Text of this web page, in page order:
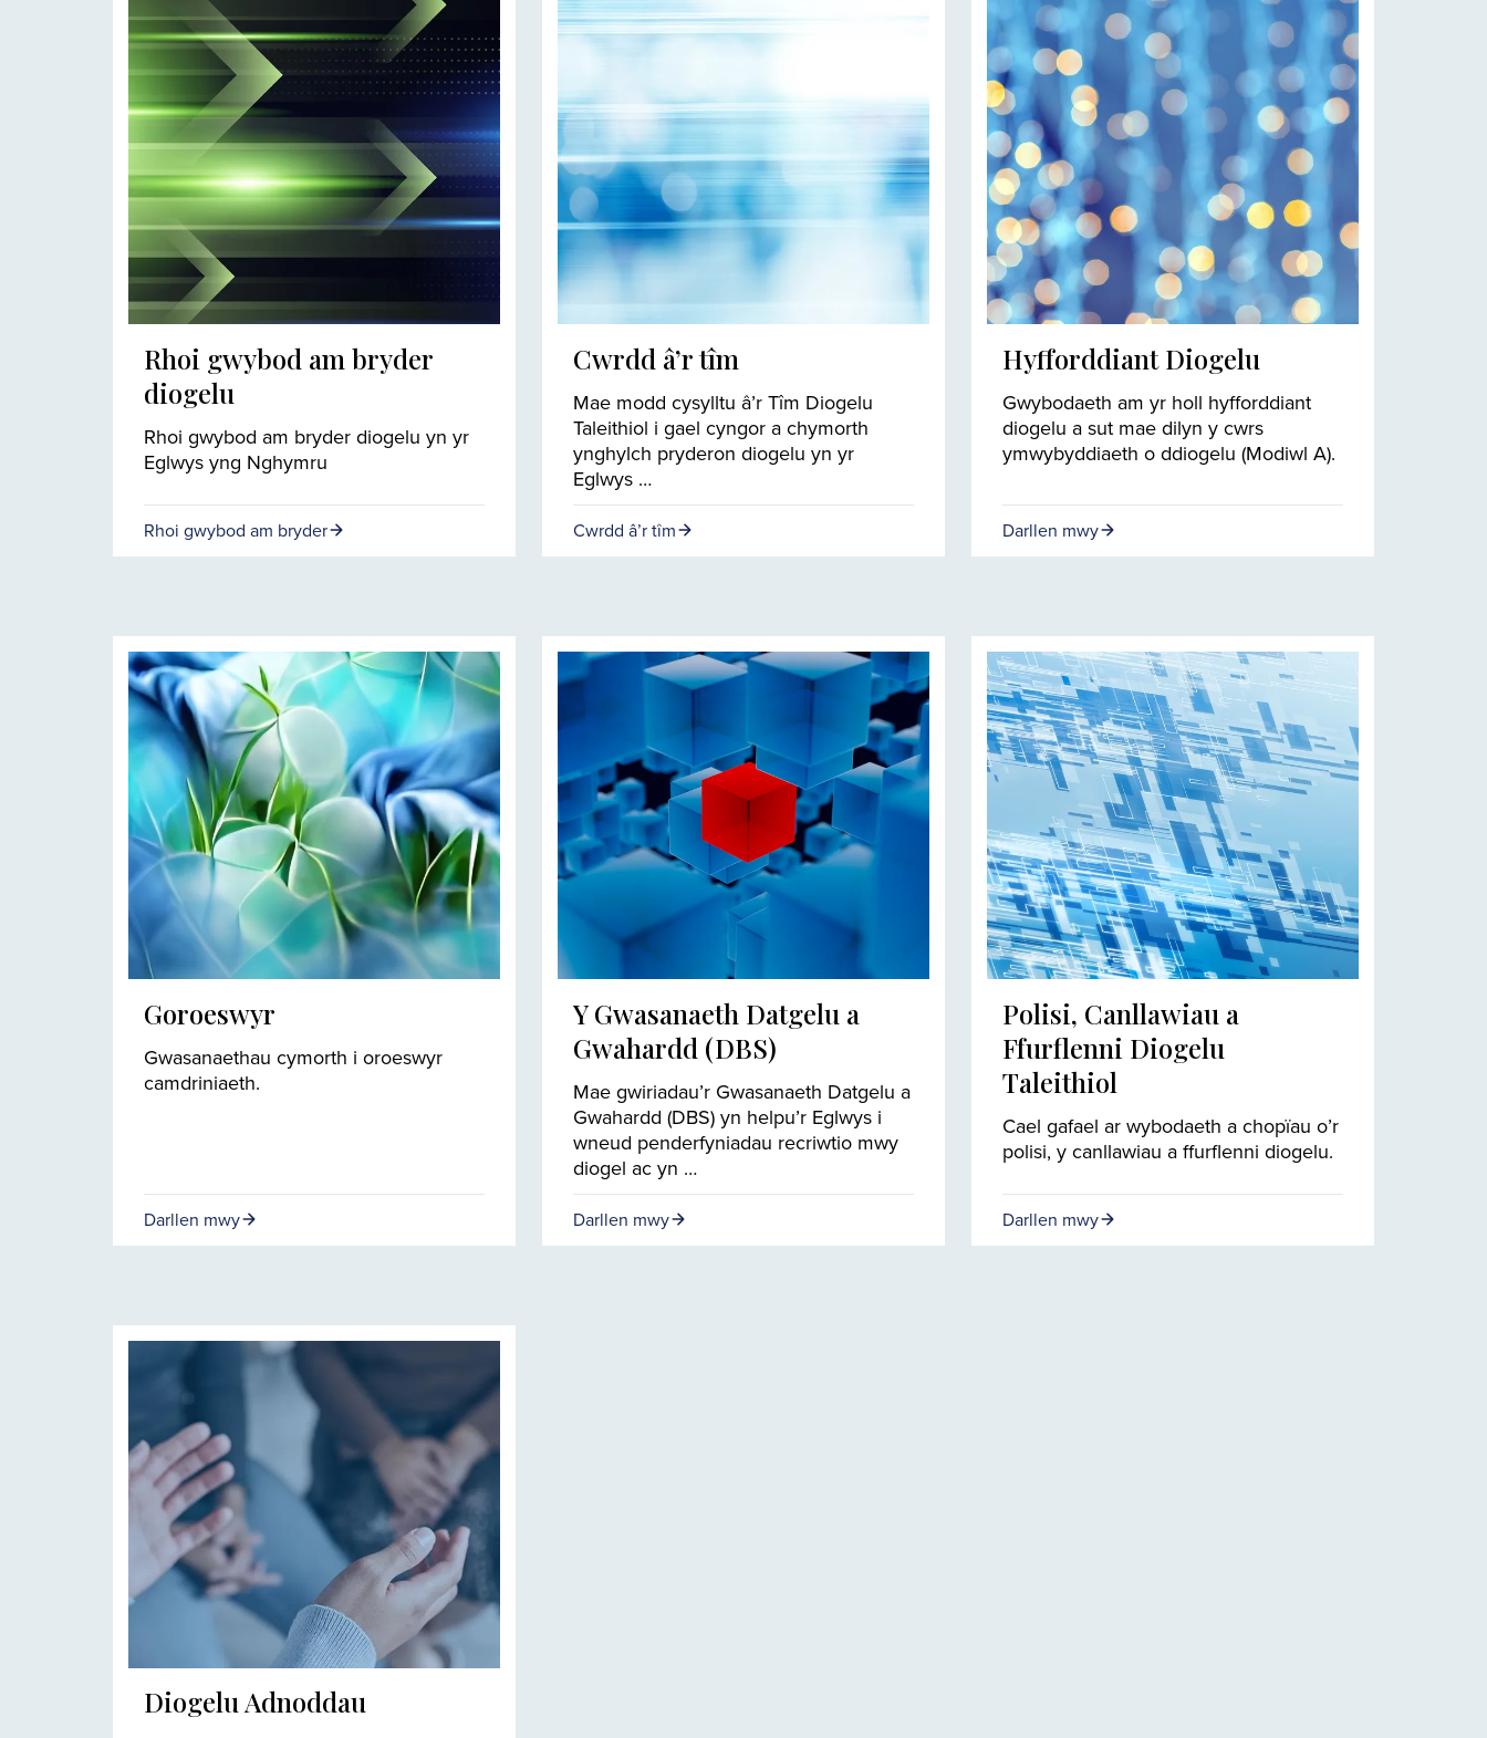
Rhoi gwybod am bryder
diogelu
Rhoi gwybod am bryder diogelu yn yr
Eglwys yng Nghymru
Rhoi gwybod am bryder
Cwrdd â’r tîm
Mae modd cysylltu â’r Tîm Diogelu
Taleithiol i gael cyngor a chymorth
ynghylch pryderon diogelu yn yr
Eglwys …
Cwrdd â’r tîm
Hyfforddiant Diogelu
Gwybodaeth am yr holl hyfforddiant
diogelu a sut mae dilyn y cwrs
ymwybyddiaeth o ddiogelu (Modiwl A).
Darllen mwy
Goroeswyr
Gwasanaethau cymorth i oroeswyr
camdriniaeth.
Darllen mwy
Y Gwasanaeth Datgelu a
Gwahardd (DBS)
Mae gwiriadau’r Gwasanaeth Datgelu a
Gwahardd (DBS) yn helpu’r Eglwys i
wneud penderfyniadau recriwtio mwy
diogel ac yn …
Darllen mwy
Polisi, Canllawiau a
Ffurflenni Diogelu
Taleithiol
Cael gafael ar wybodaeth a chopïau o’r
polisi, y canllawiau a ffurflenni diogelu.
Darllen mwy
Diogelu Adnoddau